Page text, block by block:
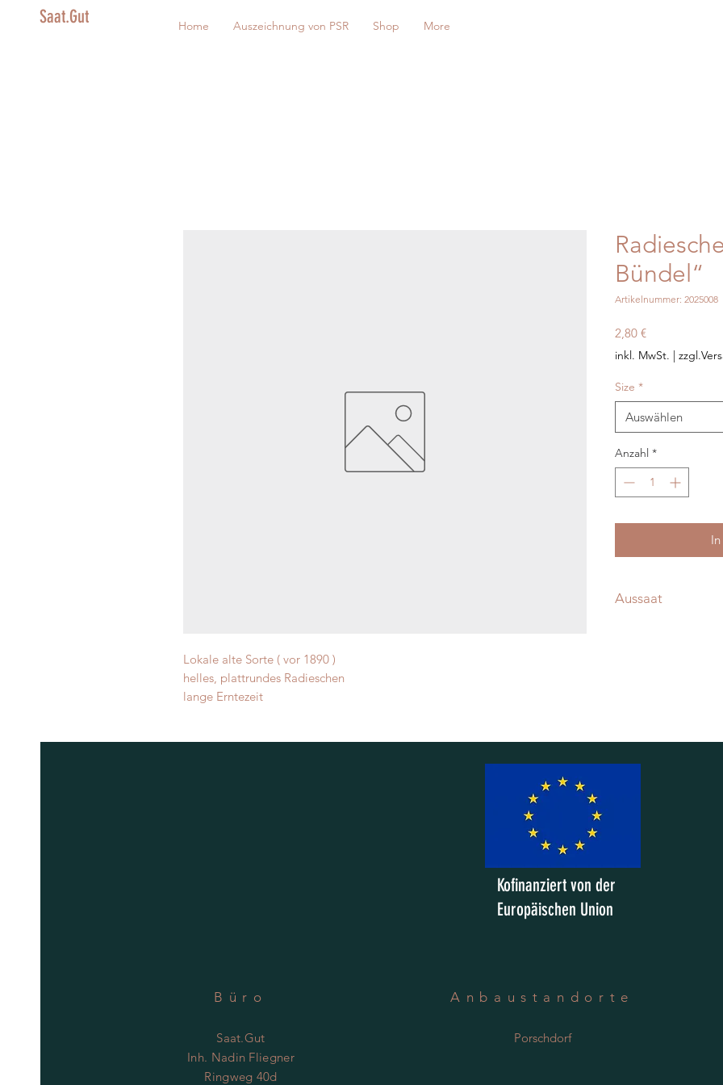
Saat.Gut Home Auszeichnung von PSR Shop More
Lokale alte Sorte ( vor 1890 )
helles, plattrundes Radieschen
lange Erntezeit
Bündel“
Artikelnummer: 2025008
2,80 €Preis
inkl. MwSt. |
Size *
Auswählen
Anzahl *
Aussaat
Büro
Saat.Gut
Inh. Nadin Fliegner
Ringweg 40d
Kofinanziert von der
Europäischen Union
Anbaustandorte
Porschdorf